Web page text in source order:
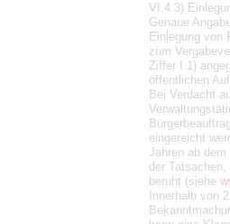
VI.4.3)
Genaue
Einlegung von
zum
Ziffer I.1)
öffentlichen
Bei Verdacht
eingereicht
Jahren ab
der
beruht (siehe
Innerhalb von